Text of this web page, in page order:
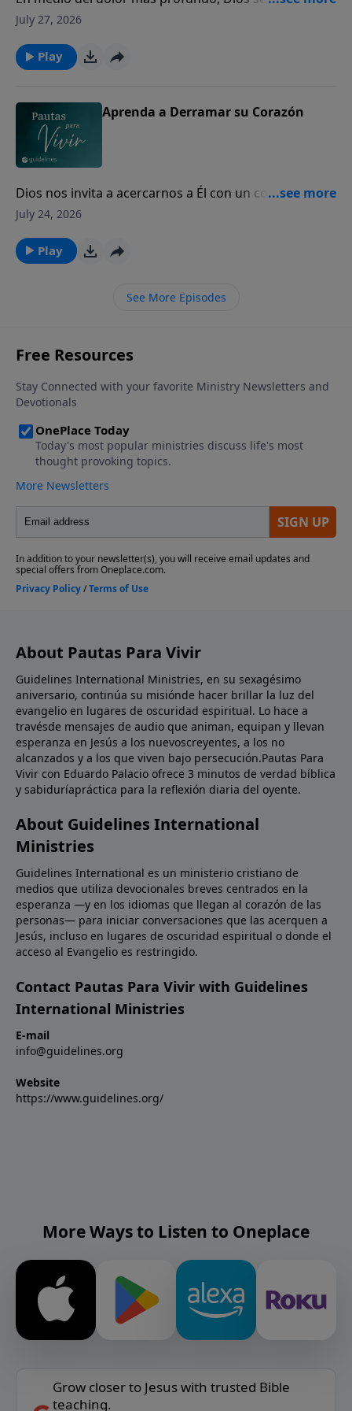
los corazones quebrantados para mostrarles Su
July 27, 2026
Play
Aprenda a Derramar su Corazón
Dios nos invita a acercarnos a Él con un corazón
sincero, incluso en nuestros momentos de mayor
July 24, 2026
Play
See More Episodes
About Pautas Para Vivir
Guidelines International Ministries, en su sexagésimo
aniversario, continúa su misiónde hacer brillar la luz del
evangelio en lugares de oscuridad espiritual. Lo hace a
travésde mensajes de audio que animan, equipan y llevan
esperanza en Jesús a los nuevoscreyentes, a los no
alcanzados y a los que viven bajo persecución.Pautas Para
Vivir con Eduardo Palacio ofrece 3 minutos de verdad bíblica
y sabiduríapráctica para la reflexión diaria del oyente.
About Guidelines International
Ministries
Guidelines International es un ministerio cristiano de
medios que utiliza devocionales breves centrados en la
esperanza —y en los idiomas que llegan al corazón de las
personas— para iniciar conversaciones que las acerquen a
Jesús, incluso en lugares de oscuridad espiritual o donde el
acceso al Evangelio es restringido.
Contact Pautas Para Vivir with Guidelines
International Ministries
E-mail
info@guidelines.org
Website
https://www.guidelines.org/
More Ways to Listen to Oneplace
Grow closer to Jesus with trusted Bible
teaching.